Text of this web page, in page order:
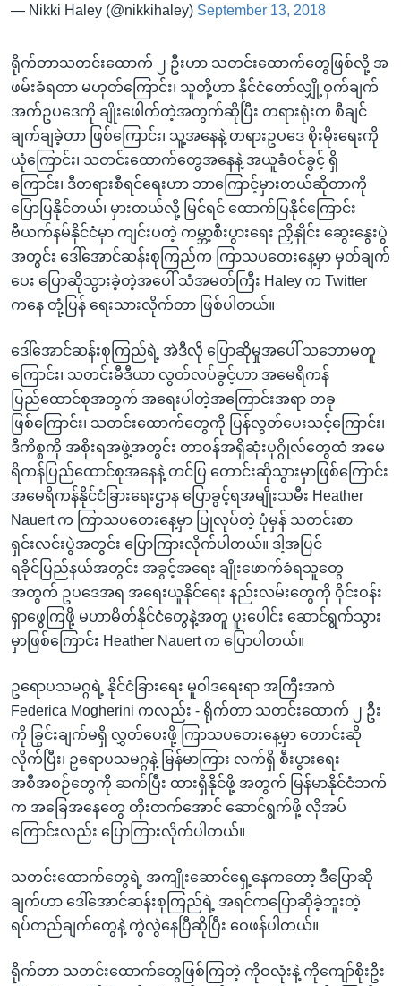
— Nikki Haley (@nikkihaley) September 13, 2018
ရိုက်တာသတင်းထောက် ၂ ဦးဟာ သတင်းထောက်တွေဖြစ်လို့ အ
ဖမ်းခံရတာ မဟုတ်ကြောင်း၊ သူတို့ဟာ နိုင်ငံတော်လျှို့ဝှက်ချက်
အက်ဥပဒေကို ချိုးဖေါက်တဲ့အတွက်ဆိုပြီး တရားရုံးက စီချင်
ချက်ချခဲ့တာ ဖြစ်ကြောင်း၊ သူ့အနေနဲ့ တရားဥပဒေ စိုးမိုးရေးကို
ယုံကြောင်း၊ သတင်းထောက်တွေအနေနဲ့ အယူခံဝင်ခွင့် ရှိ
ကြောင်း၊ ဒီတရားစီရင်ရေးဟာ ဘာကြောင့်မှားတယ်ဆိုတာကို
ပြောပြနိုင်တယ်၊ မှားတယ်လို့ မြင်ရင် ထောက်ပြနိုင်ကြောင်း
ဗီယက်နမ်နိုင်ငံမှာ ကျင်းပတဲ့ ကမ္ဘာ့စီးပွားရေး ညှိနှိုင်း ဆွေးနွေးပွဲ
အတွင်း ဒေါ်အောင်ဆန်းစုကြည်က ကြာသပတေးနေ့မှာ မှတ်ချက်
ပေး ပြောဆိုသွားခဲ့တဲ့အပေါ် သံအမတ်ကြီး Haley က Twitter
ကနေ တုံ့ပြန် ရေးသားလိုက်တာ ဖြစ်ပါတယ်။
ဒေါ်အောင်ဆန်းစုကြည်ရဲ့ အဲဒီလို ပြောဆိုမှုအပေါ် သဘောမတူ
ကြောင်း၊ သတင်းမီဒီယာ လွတ်လပ်ခွင့်ဟာ အမေရိကန်
ပြည်ထောင်စုအတွက် အရေးပါတဲ့အကြောင်းအရာ တခု
ဖြစ်ကြောင်း၊ သတင်းထောက်တွေကို ပြန်လွတ်ပေးသင့်ကြောင်း၊
ဒီကိစ္စကို အစိုးရအဖွဲ့အတွင်း တာဝန်အရှိဆုံးပုဂ္ဂိုလ်တွေထံ အမေ
ရိကန်ပြည်ထောင်စုအနေနဲ့ တင်ပြ တောင်းဆိုသွားမှာဖြစ်ကြောင်း
အမေရိကန်နိုင်ငံခြားရေးဌာန ပြောခွင့်ရအမျိုးသမီး Heather
Nauert က ကြာသပတေးနေ့မှာ ပြုလုပ်တဲ့ ပုံမှန် သတင်းစာ
ရှင်းလင်းပွဲအတွင်း ပြောကြားလိုက်ပါတယ်။ ဒါ့အပြင်
ရခိုင်ပြည်နယ်အတွင်း အခွင့်အရေး ချိုးဖောက်ခံရသူတွေ
အတွက် ဥပဒေအရ အရေးယူနိုင်ရေး နည်းလမ်းတွေကို ဝိုင်းဝန်း
ရှာဖွေကြဖို့ မဟာမိတ်နိုင်ငံတွေနဲ့အတူ ပူးပေါင်း ဆောင်ရွက်သွား
မှာဖြစ်ကြောင်း Heather Nauert က ပြောပါတယ်။
ဥရောပသမဂ္ဂရဲ့ နိုင်ငံခြားရေး မူဝါဒရေးရာ အကြီးအကဲ
Federica Mogherini ကလည်း - ရိုက်တာ သတင်းထောက် ၂ ဦး
ကို ခြွင်းချက်မရှိ လွှတ်ပေးဖို့ ကြာသပတေးနေ့မှာ တောင်းဆို
လိုက်ပြီး၊ ဥရောပသမဂ္ဂနဲ့ မြန်မာကြား လက်ရှိ စီးပွားရေး
အစီအစဉ်တွေကို ဆက်ပြီး ထားရှိနိုင်ဖို့ အတွက် မြန်မာနိုင်ငံဘက်
က အခြေအနေတွေ တိုးတက်အောင် ဆောင်ရွက်ဖို့ လိုအပ်
ကြောင်းလည်း ပြောကြားလိုက်ပါတယ်။
သတင်းထောက်တွေရဲ့ အကျိုးဆောင်ရှေ့နေကတော့ ဒီပြောဆို
ချက်ဟာ ဒေါ်အောင်ဆန်းစုကြည်ရဲ့ အရင်ကပြောဆိုခဲ့ဘူးတဲ့
ရပ်တည်ချက်တွေနဲ့ ကွဲလွဲနေပြီဆိုပြီး ဝေဖန်ပါတယ်။
ရိုက်တာ သတင်းထောက်တွေဖြစ်ကြတဲ့ ကိုဝလုံးနဲ့ ကိုကျော်စိုးဦး